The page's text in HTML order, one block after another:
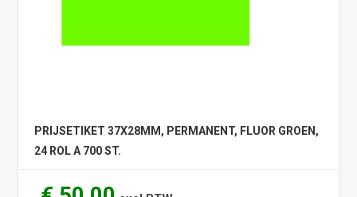
PRIJSETIKET 37X28MM, PERMANENT, FLUOR GROEN,
24 ROL A 700 ST.